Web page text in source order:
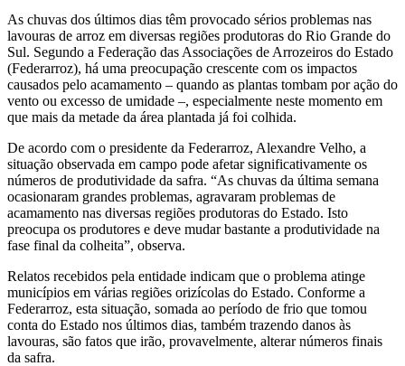
As chuvas dos últimos dias têm provocado sérios problemas nas
lavouras de arroz em diversas regiões produtoras do Rio Grande do
Sul. Segundo a Federação das Associações de Arrozeiros do Estado
(Federarroz), há uma preocupação crescente com os impactos
causados pelo acamamento – quando as plantas tombam por ação do
vento ou excesso de umidade –, especialmente neste momento em
que mais da metade da área plantada já foi colhida.
De acordo com o presidente da Federarroz, Alexandre Velho, a
situação observada em campo pode afetar significativamente os
números de produtividade da safra. “As chuvas da última semana
ocasionaram grandes problemas, agravaram problemas de
acamamento nas diversas regiões produtoras do Estado. Isto
preocupa os produtores e deve mudar bastante a produtividade na
fase final da colheita”, observa.
Relatos recebidos pela entidade indicam que o problema atinge
municípios em várias regiões orizícolas do Estado. Conforme a
Federarroz, esta situação, somada ao período de frio que tomou
conta do Estado nos últimos dias, também trazendo danos às
lavouras, são fatos que irão, provavelmente, alterar números finais
da safra.